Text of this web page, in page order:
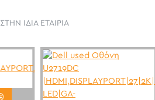
ΣΤΗΝ ΊΔΙΑ ΕΤΑΙΡΊΑ